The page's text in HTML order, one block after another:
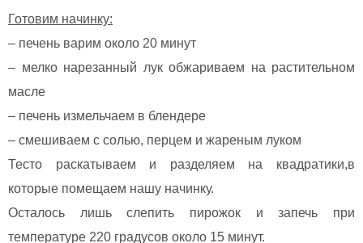
Готовим начинку:
– печень варим около 20 минут
– мелко нарезанный лук обжариваем на растительном
масле
– печень измельчаем в блендере
– смешиваем с солью, перцем и жареным луком
Тесто раскатываем и разделяем на квадратики,в
которые помещаем нашу начинку.
Осталось лишь слепить пирожок и запечь при
температуре 220 градусов около 15 минут.